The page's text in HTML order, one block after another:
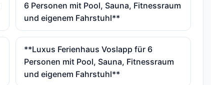
6 Personen mit Pool, Sauna, Fitnessraum
und eigenem Fahrstuhl**
**Luxus Ferienhaus Voslapp für 6
Personen mit Pool, Sauna, Fitnessraum
und eigenem Fahrstuhl**